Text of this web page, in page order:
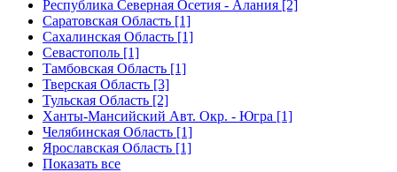
Республика Северная Осетия - Алания [2]
Саратовская Область [1]
Сахалинская Область [1]
Севастополь [1]
Тамбовская Область [1]
Тверская Область [3]
Тульская Область [2]
Ханты-Мансийский Авт. Окр. - Югра [1]
Челябинская Область [1]
Ярославская Область [1]
Показать все